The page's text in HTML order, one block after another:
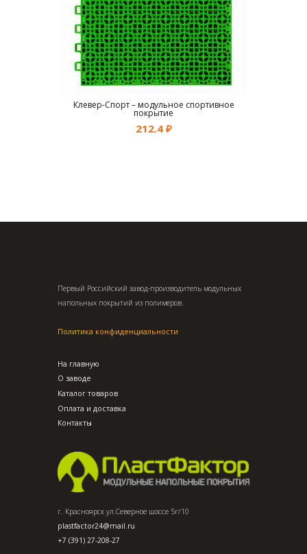
Клевер-Спорт – модульное спортивное
покрытие
212.4 ₽
Первый Российский завод-производитель модульных
напольных покрытий из полимеров.
Политика конфиденциальности
На главную
О заводе
Каталог товаров
Оплата и доставка
Контакты
г. Красноярск ул.Северное шоссе 5г/10
plastfactor24@mail.ru
+7 (391) 27-208-27